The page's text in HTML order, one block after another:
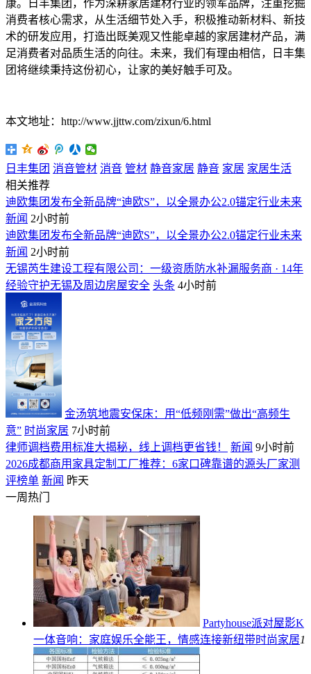
康。日丰集团，作为深耕家居建材行业的领军品牌，注重挖掘
消费者核心需求，从生活细节处入手，积极推动新材料、新技
术的研发应用，打造出既美观又性能卓越的家居建材产品，满
足消费者对品质生活的向往。未来，我们有理由相信，日丰集
团将继续秉持这份初心，让家的美好触手可及。
本文地址：http://www.jjttw.com/zixun/6.html
日丰集团 消音管材 消音 管材 静音家居 静音 家居 家居生活
相关推荐
迪欧集团发布全新品牌“迪欧S”，以全景办公2.0锚定行业未来
新闻 2小时前
迪欧集团发布全新品牌“迪欧S”，以全景办公2.0锚定行业未来
新闻 2小时前
无锡芮生建设工程有限公司：一级资质防水补漏服务商 · 14年
经验守护无锡及周边房屋安全 头条 4小时前
金汤筑地震安保床：用“低频刚需”做出“高频生
意” 时尚家居 7小时前
律师调档费用标准大揭秘，线上调档更省钱！
新闻 9小时前
2026成都商用家具定制工厂推荐：6家口碑靠谱的源头厂家测
评榜单 新闻 昨天
一周热门
Partyhouse派对屋影K
一体音响：家庭娱乐全能王，情感连接新纽带时尚家居1